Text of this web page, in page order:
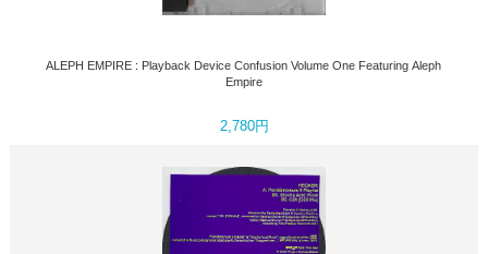
ALEPH EMPIRE : Playback Device Confusion Volume One Featuring Aleph
Empire
2,780円